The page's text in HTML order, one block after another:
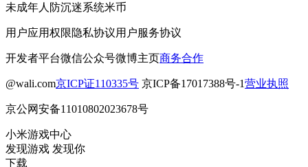
未成年人防沉迷系统米币
用户应用权限隐私协议用户服务协议
开发者平台微信公众号微博主页商务合作
@wali.com京ICP证110335号 京ICP备17017388号-1营业执照
京公网安备11010802023678号
小米游戏中心
发现游戏 发现你
下载